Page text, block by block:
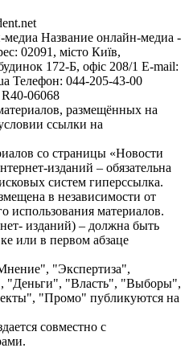
медиа Название онлайн-медиа -
02091, місто Київ,
172-Б, офіс 208/1 E-mail:
Телефон: 044-205-43-00
06068
размещённых на
ссылки на
со страницы «Новости
изданий – обязательна
систем гиперссылка.
в независимости от
использования материалов.
изданий) – должна быть
или в первом абзаце
"Экспертиза",
"Деньги", "Власть", "Выборы",
"Промо" публикуются на
совместно с